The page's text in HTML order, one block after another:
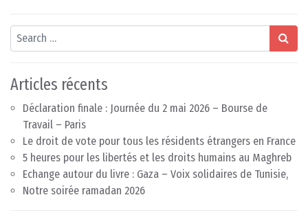
Search
Articles récents
Déclaration finale : Journée du 2 mai 2026 – Bourse de
Travail – Paris
Le droit de vote pour tous les résidents étrangers en France
5 heures pour les libertés et les droits humains au Maghreb
Echange autour du livre : Gaza – Voix solidaires de Tunisie,
Notre soirée ramadan 2026